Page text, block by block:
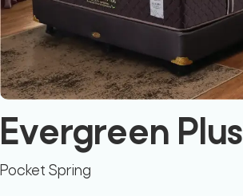
Evergreen Plus
Pocket Spring